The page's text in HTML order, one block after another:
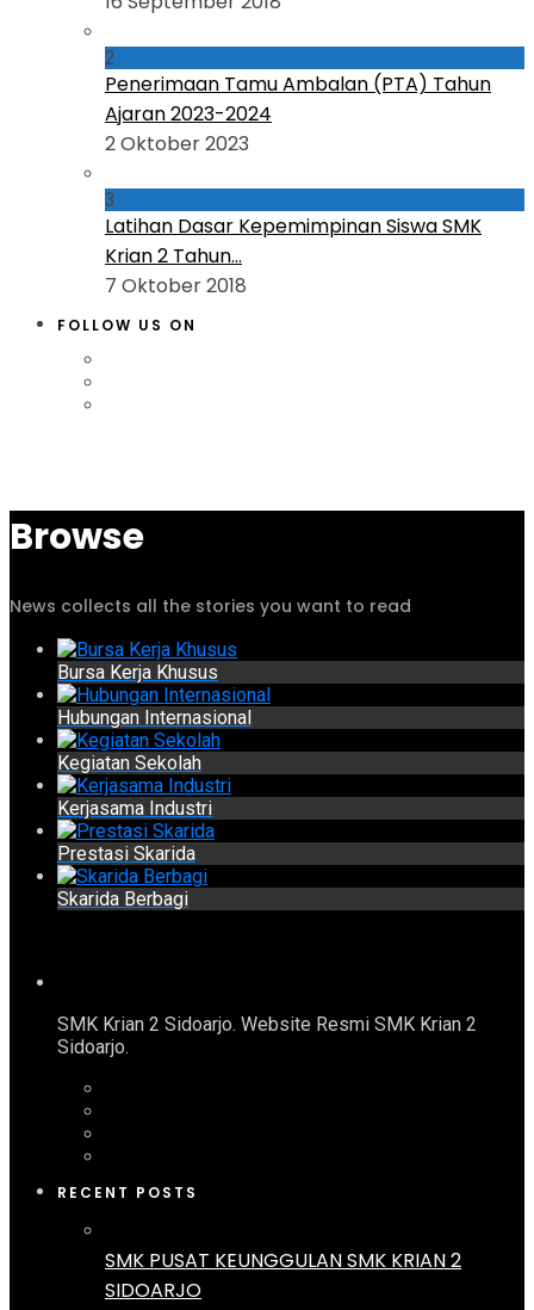
2
Penerimaan Tamu Ambalan (PTA) Tahun
Ajaran 2023-2024
2 Oktober 2023
3
Latihan Dasar Kepemimpinan Siswa SMK
Krian 2 Tahun...
7 Oktober 2018
FOLLOW US ON
Browse
News collects all the stories you want to read
Bursa Kerja Khusus
Hubungan Internasional
Kegiatan Sekolah
Kerjasama Industri
Prestasi Skarida
Skarida Berbagi
SMK Krian 2 Sidoarjo. Website Resmi SMK Krian 2
Sidoarjo.
RECENT POSTS
SMK PUSAT KEUNGGULAN SMK KRIAN 2
SIDOARJO